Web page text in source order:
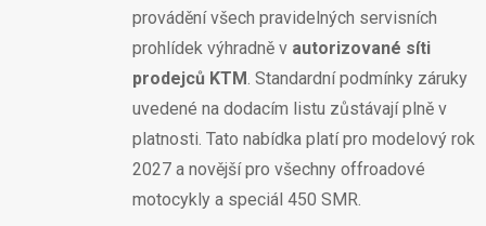
provádění všech pravidelných servisních
prohlídek výhradně v autorizované síti
prodejců KTM. Standardní podmínky záruky
uvedené na dodacím listu zůstávají plně v
platnosti. Tato nabídka platí pro modelový rok
2027 a novější pro všechny offroadové
motocykly a speciál 450 SMR.